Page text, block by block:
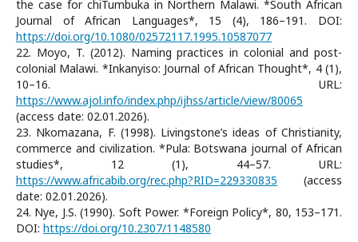
the case for chiTumbuka in Northern Malawi. *South African
Journal of African Languages*, 15 (4), 186–191. DOI:
https://doi.org/10.1080/02572117.1995.10587077
22. Moyo, T. (2012). Naming practices in colonial and post-
colonial Malawi. *Inkanyiso: Journal of African Thought*, 4 (1),
10–16. URL:
https://www.ajol.info/index.php/ijhss/article/view/80065
(access date: 02.01.2026).
23. Nkomazana, F. (1998). Livingstone’s ideas of Christianity,
commerce and civilization. *Pula: Botswana journal of African
studies*, 12 (1), 44–57. URL:
https://www.africabib.org/rec.php?RID=229330835 (access
date: 02.01.2026).
24. Nye, J.S. (1990). Soft Power. *Foreign Policy*, 80, 153–171.
DOI: https://doi.org/10.2307/1148580